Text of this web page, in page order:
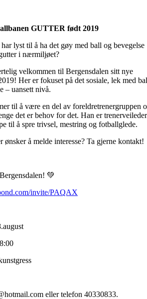
GUTTER født 2019
lyst til å ha det gøy med ball og bevegelse
i nærmiljøet?
velkommen til Bergensdalen sitt nye
Her er fokuset på det sosiale, lek med
– uansett nivå.
til å være en del av foreldretrenergruppen
det er behov for det. Han er
til å spre trivsel, mestring og fotballglede.
ønsker å melde interesse? Ta gjerne kontakt!
💚
invite/PAQAX
eller telefon 40330833.